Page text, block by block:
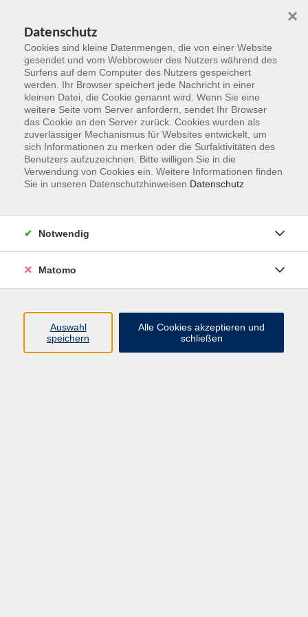
Zum Hauptinhalt springen
Der Kurs konnte nicht gefunden werden.
Erich-Kästner-Str. 5
65232 Taunusstein
info@vhs-rtk.de
Tel: 06128-92770
Datenschutz
Cookies sind kleine Datenmengen, die von einer Website
gesendet und vom Webbrowser des Nutzers während des
Surfens auf dem Computer des Nutzers gespeichert
werden. Ihr Browser speichert jede Nachricht in einer
kleinen Datei, die Cookie genannt wird. Wenn Sie eine
weitere Seite vom Server anfordern, sendet Ihr Browser
das Cookie an den Server zurück. Cookies wurden als
zuverlässiger Mechanismus für Websites entwickelt, um
sich Informationen zu merken oder die Surfaktivitäten des
Benutzers aufzuzeichnen. Bitte willigen Sie in die
Verwendung von Cookies ein. Weitere Informationen finden
Sie in unseren Datenschutzhinweisen. Datenschutz
×
Notwendig
Matomo
Auswahl
speichern
Alle Cookies akzeptieren und
schließen